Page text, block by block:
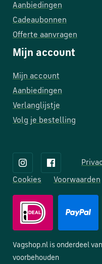
Aanbiedingen
Cadeaubonnen
Offerte aanvragen
Mijn account
Mijn account
Aanbiedingen
Verlanglijstje
Volg je bestelling
Cookies Voorwaarden
Vagshop.nl is onderdeel van
voorbehouden